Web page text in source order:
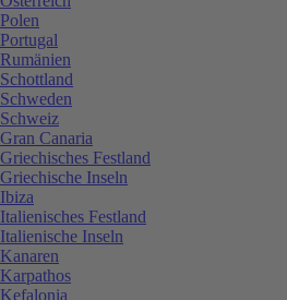
Polen
Portugal
Rumänien
Schottland
Schweden
Schweiz
Gran Canaria
Griechisches Festland
Griechische Inseln
Ibiza
Italienisches Festland
Italienische Inseln
Kanaren
Karpathos
Kefalonia